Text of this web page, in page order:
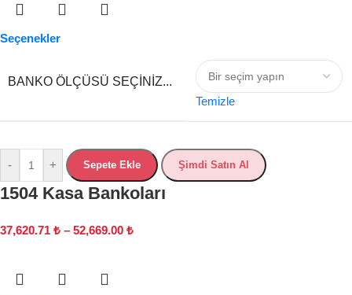
Seçenekler
BANKO ÖLÇÜSÜ SEÇINIZ...
Temizle
- + Sepete Ekle Şimdi Satın Al
1504 Kasa Bankoları
37,620.71 ₺ – 52,669.00 ₺